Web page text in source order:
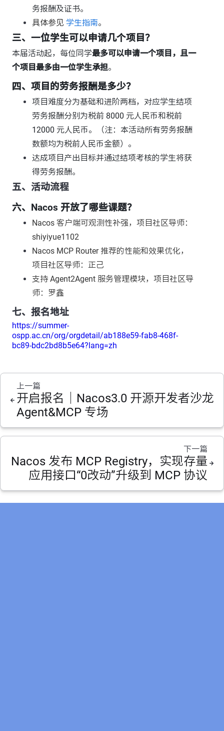
务报酬及证书。
具体参见 学生指南。
三、一位学生可以申请几个项目？
本届活动起，每位同学最多可以申请一个项目，且一
个项目最多由一位学生承担。
四、项目的劳务报酬是多少？
项目难度分为基础和进阶两档，对应学生结项
劳务报酬分别为税前 8000 元人民币和税前
12000 元人民币。（注：本活动所有劳务报酬
数额均为税前人民币金额）。
达成项目产出目标并通过结项考核的学生将获
得劳务报酬。
五、活动流程
六、Nacos 开放了哪些课题？
Nacos 客户端可观测性补强，项目社区导师：
shiyiyue1102
Nacos MCP Router 推荐的性能和效果优化，
项目社区导师：正己
支持 Agent2Agent 服务管理模块，项目社区导
师：罗鑫
七、报名地址
https://summer-
ospp.ac.cn/org/orgdetail/ab188e59-fab8-468f-
bc89-bdc2bd8b5e64?lang=zh
上一篇
开启报名｜Nacos3.0 开源开发者沙龙
Agent&MCP 专场
下一篇
Nacos 发布 MCP Registry，实现存量
应用接口“0改动”升级到 MCP 协议